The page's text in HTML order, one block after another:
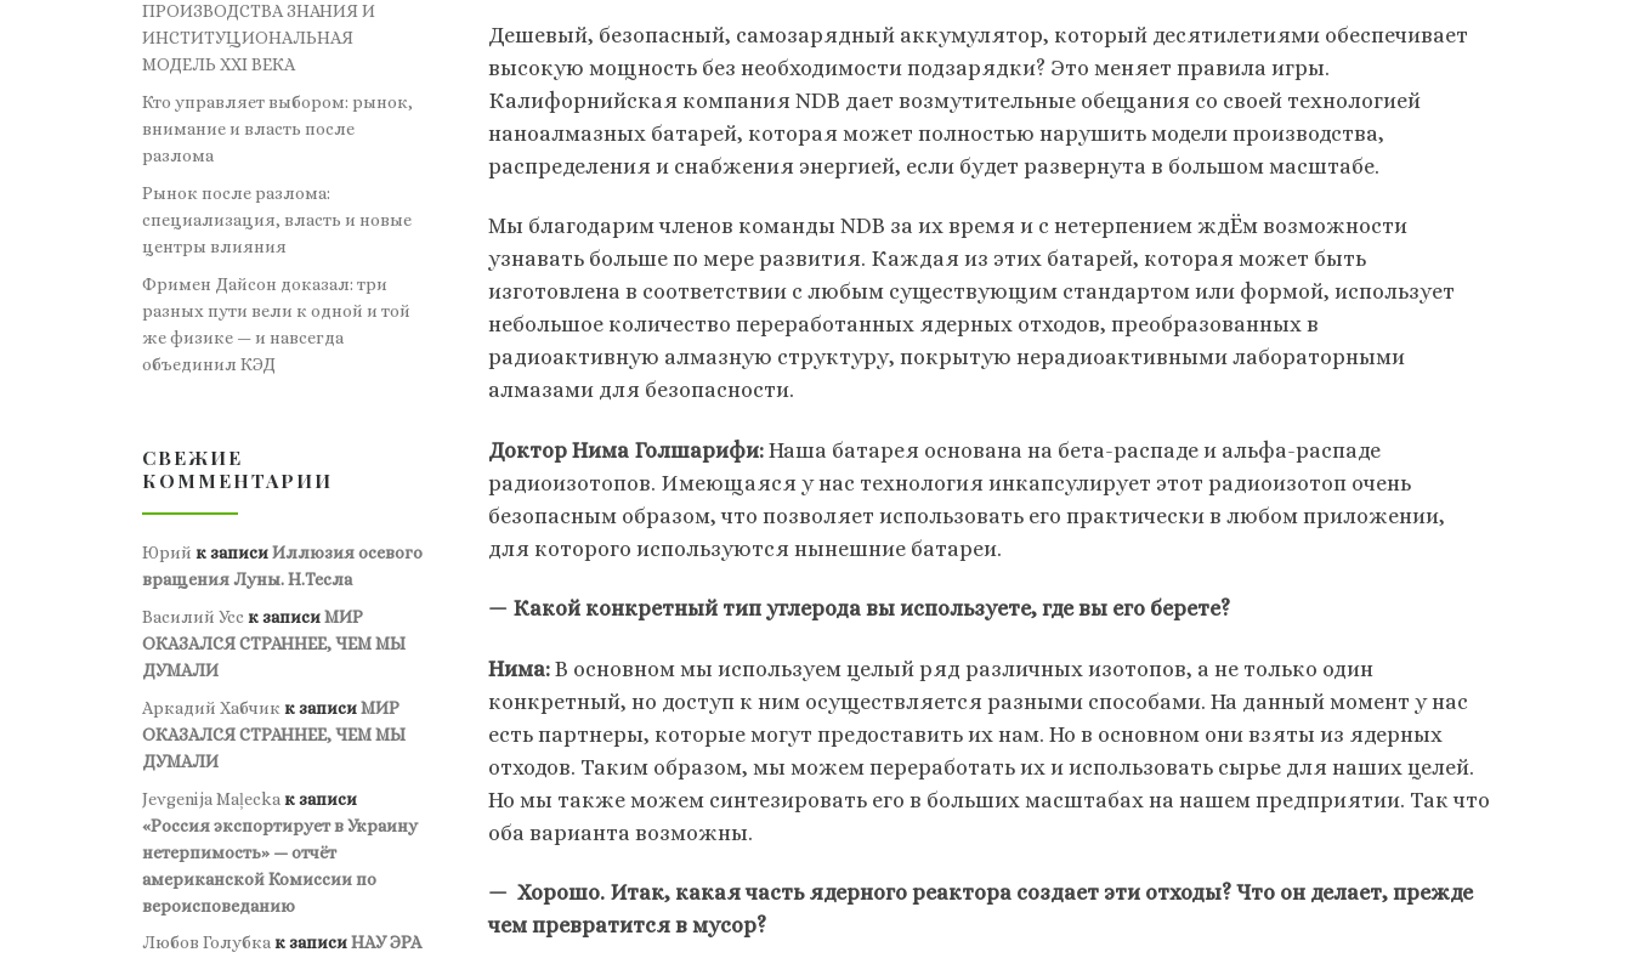
Дешевый, безопасный, самозарядный аккумулятор, который десятилетиями обеспечивает
высокую мощность без необходимости подзарядки? Это меняет правила игры.
Калифорнийская компания NDB дает возмутительные обещания со своей технологией
наноалмазных батарей, которая может полностью нарушить модели производства,
распределения и снабжения энергией, если будет развернута в большом масштабе.
Мы благодарим членов команды NDB за их время и с нетерпением ждЁм возможности
узнавать больше по мере развития. Каждая из этих батарей, которая может быть
изготовлена ​​в соответствии с любым существующим стандартом или формой, использует
небольшое количество переработанных ядерных отходов, преобразованных в
радиоактивную алмазную структуру, покрытую нерадиоактивными лабораторными
алмазами для безопасности.
Доктор Нима Голшарифи: Наша батарея основана на бета-распаде и альфа-распаде
радиоизотопов. Имеющаяся у нас технология инкапсулирует этот радиоизотоп очень
безопасным образом, что позволяет использовать его практически в любом приложении,
для которого используются нынешние батареи.
— Какой конкретный тип углерода вы используете, где вы его берете?
Нима: В основном мы используем целый ряд различных изотопов, а не только один
конкретный, но доступ к ним осуществляется разными способами. На данный момент у нас
есть партнеры, которые могут предоставить их нам. Но в основном они взяты из ядерных
отходов. Таким образом, мы можем переработать их и использовать сырье для наших целей.
Но мы также можем синтезировать его в больших масштабах на нашем предприятии. Так что
оба варианта возможны.
— Хорошо. Итак, какая часть ядерного реактора создает эти отходы? Что он делает, прежде
чем превратится в мусор?
ПРОИЗВОДСТВА ЗНАНИЯ И
ИНСТИТУЦИОНАЛЬНАЯ
МОДЕЛЬ XXI ВЕКА
Кто управляет выбором: рынок,
внимание и власть после
разлома
Рынок после разлома:
специализация, власть и новые
центры влияния
Фримен Дайсон доказал: три
разных пути вели к одной и той
же физике — и навсегда
объединил КЭД
СВЕЖИЕ
КОММЕНТАРИИ
Юрий к записиИллюзия осевого
вращения Луны. Н.Тесла
Василий Усс к записиМИР
ОКАЗАЛСЯ СТРАННЕЕ, ЧЕМ МЫ
ДУМАЛИ
Аркадий Хабчик к записиМИР
ОКАЗАЛСЯ СТРАННЕЕ, ЧЕМ МЫ
ДУМАЛИ
Jevgenija Maļecka к записи
«Россия экспортирует в Украину
нетерпимость» — отчёт
американской Комиссии по
вероисповеданию
Любов Голубкак записиНАУ ЭРА